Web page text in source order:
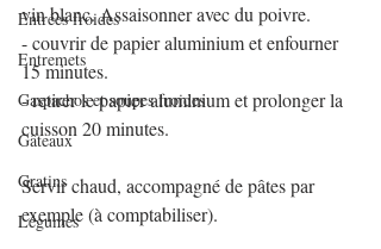
Entrées froides
Entremets
Gaspachos et soupes froides
Gâteaux
Gratins
Légumes
vin blanc. Assaisonner avec du poivre.
- couvrir de papier aluminium et enfourner
15 minutes.
- retirer le papier aluminium et prolonger la
cuisson 20 minutes.
Servir chaud, accompagné de pâtes par
exemple (à comptabiliser).